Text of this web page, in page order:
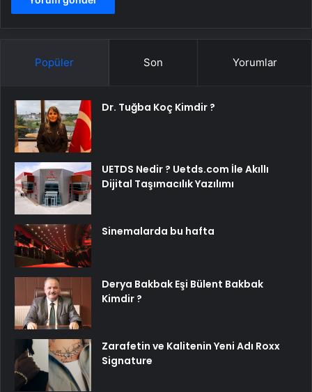
Popüler Son Yorumlar
Dr. Tuğba Koç Kimdir ?
UETDS Nedir ? Uetds.com İle Akıllı
Dijital Taşımacılık Yazılımı
Sinemalarda bu hafta
Derya Bakbak Eşi Bülent Bakbak
Kimdir ?
Zarafetin ve Kalitenin Yeni Adı Roxx
Signature